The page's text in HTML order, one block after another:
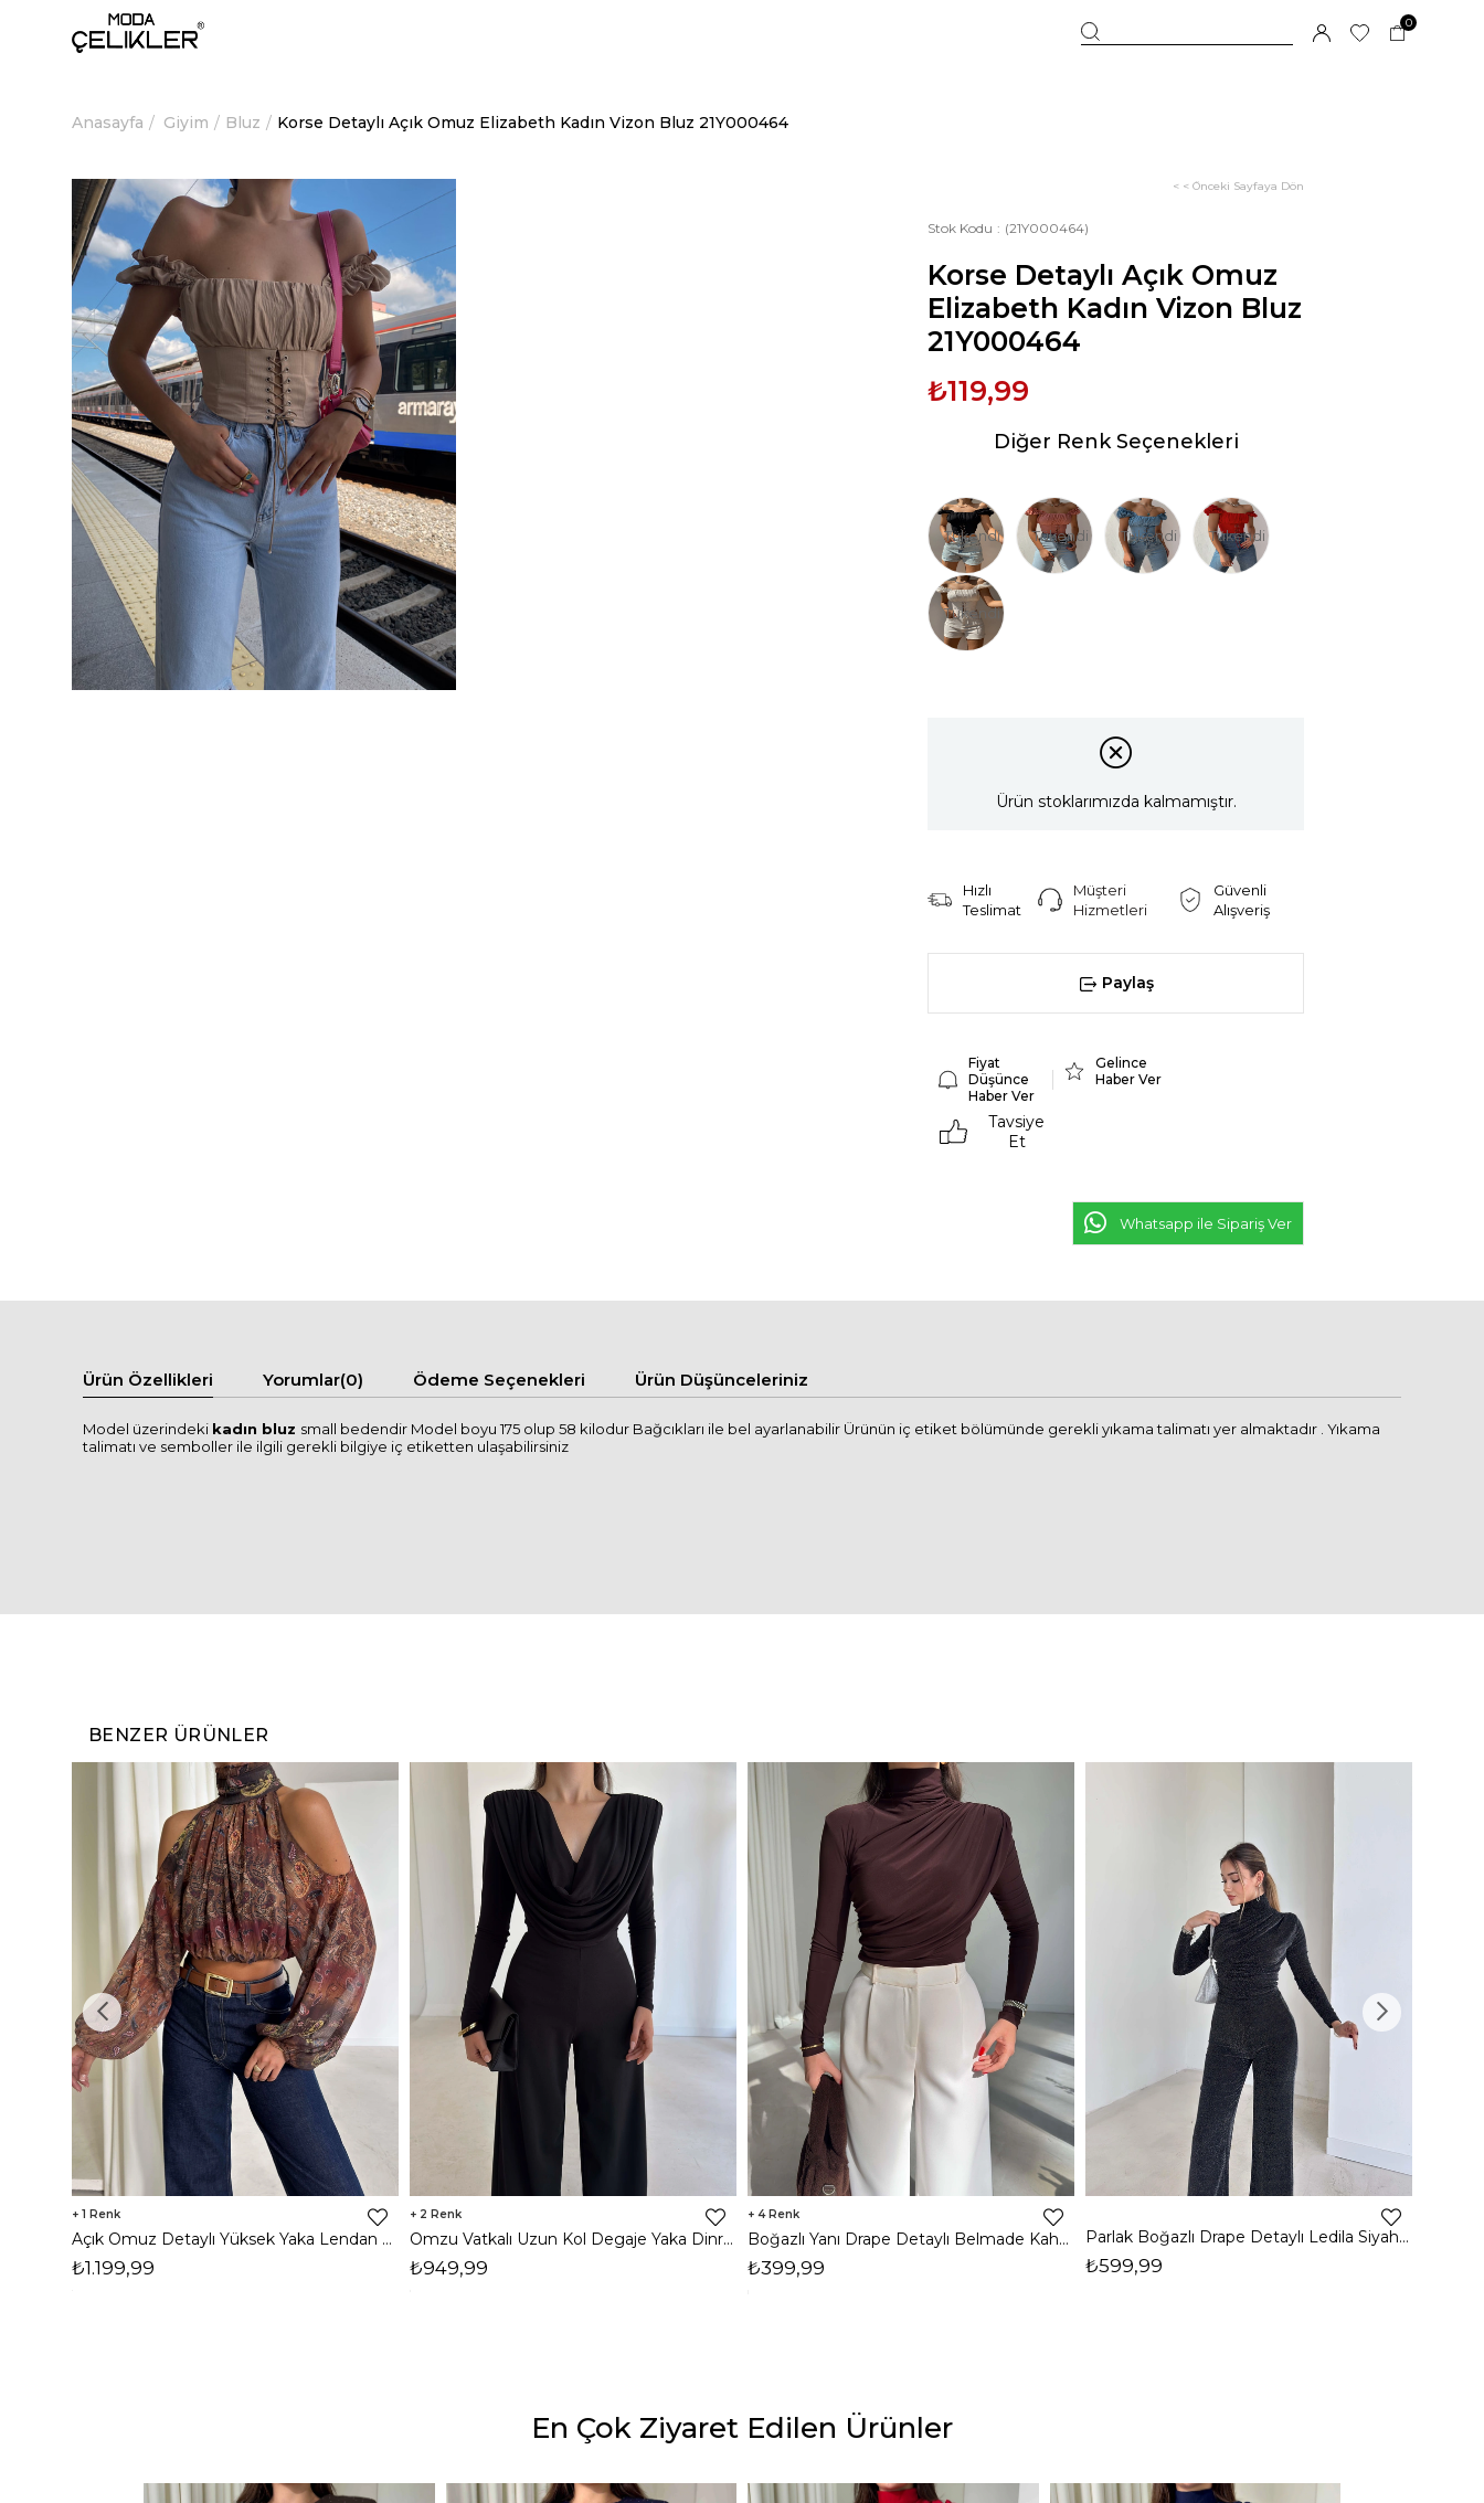
0
Anasayfa Giyim Bluz Korse Detaylı Açık Omuz Elizabeth Kadın Vizon Bluz 21Y000464
< < Önceki Sayfaya Dön
Stok Kodu (21Y000464)
Korse Detaylı Açık Omuz
Elizabeth Kadın Vizon Bluz
21Y000464
₺119,99
Diğer Renk Seçenekleri
Tükendi Tükendi Tükendi Tükendi
Tükendi
Ürün stoklarımızda kalmamıştır.
Hızlı
Teslimat
Müşteri
Hizmetleri
Güvenli
Alışveriş
Paylaş
Fiyat
Düşünce
Haber Ver
Gelince
Haber Ver
Tavsiye
Et
Whatsapp ile Sipariş Ver
Ürün Özellikleri Yorumlar(0) Ödeme Seçenekleri Ürün Düşünceleriniz
Model üzerindeki kadın bluz small bedendir Model boyu 175 olup 58 kilodur Bağcıkları ile bel ayarlanabilir Ürünün iç etiket bölümünde gerekli yıkama talimatı yer almaktadır . Yıkama
talimatı ve semboller ile ilgili gerekli bilgiye iç etiketten ulaşabilirsiniz
BENZER ÜRÜNLER
1
Açık Omuz Detaylı Yüksek Yaka Lendan Kahve Kadın bluz 26K026
₺1.199,99
2
Omzu Vatkalı Uzun Kol Degaje Yaka Dinre Kadın Siyah Bluz 26K101
₺949,99
4
Boğazlı Yanı Drape Detaylı Belmade Kahve Kadın Bluz 26K113
₺399,99
Parlak Boğazlı Drape Detaylı Ledila Siyah Kadın Bluz 26K150
₺599,99
En Çok Ziyaret Edilen Ürünler